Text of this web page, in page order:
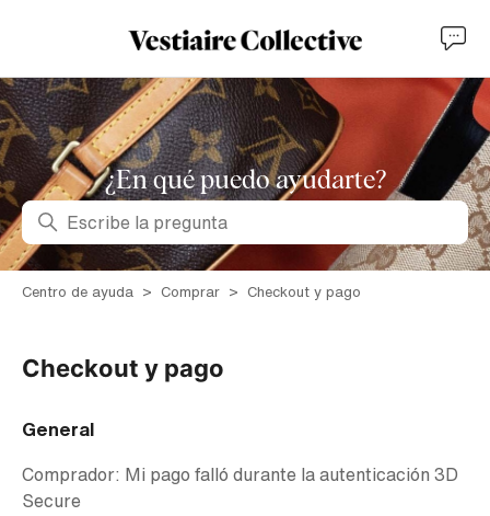
¿En qué puedo ayudarte?
Búsqueda
Centro de ayuda Comprar Checkout y pago
General
Comprador: Mi pago falló durante la autenticación 3D
Secure
Checkout y pago